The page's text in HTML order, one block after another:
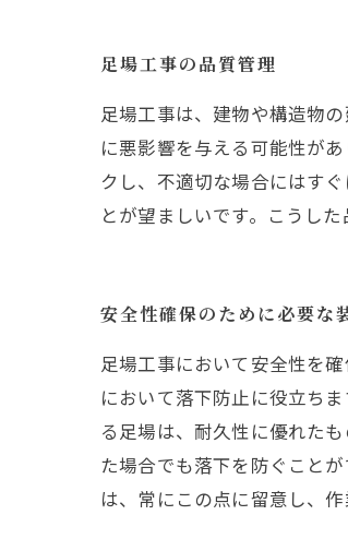
足場工事の品質管理
足場工事は、建物や構造物
に悪影響を与える可能性が
クし、不適切な場合にはす
とが望ましいです。こうし
安全性確保のために必要な
足場工事において安全性を
において落下防止に役立ち
る足場は、耐久性に優れた
た場合でも落下を防ぐこと
は、常にこの点に留意し、